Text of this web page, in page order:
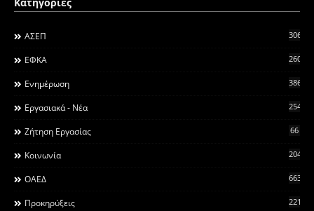
ΑΣΕΠ 306
ΕΦΚΑ 260
Ενημέρωση 3868
Εργασιακά - Νέα 2546
Ζήτηση Εργασίας 66
Κοινωνία 2044
ΟΑΕΔ 663
Προκηρύξεις 2215